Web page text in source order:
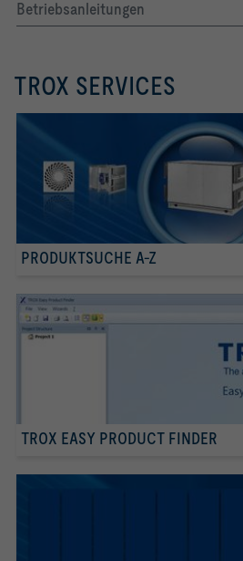
Betriebsanleitungen
TROX SERVICES
PRODUKTSUCHE A-Z
TROX EASY PRODUCT FINDER